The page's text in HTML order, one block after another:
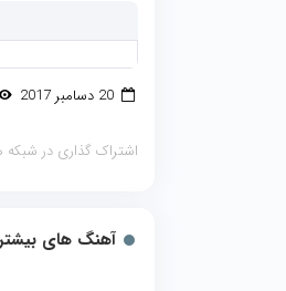
20 دسامبر 2017
اشتراک گذاری در
آهنگ های بیشتر